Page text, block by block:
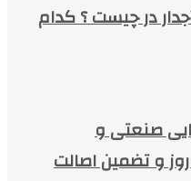
در چیست ؟ کدام
صنعتی و
و تضمین اصالت